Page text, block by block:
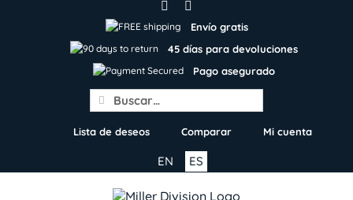
Envío gratis
45 días para devoluciones
Pago asegurado
Search
for:
Lista de deseos Comparar Mi cuenta
ES
EN